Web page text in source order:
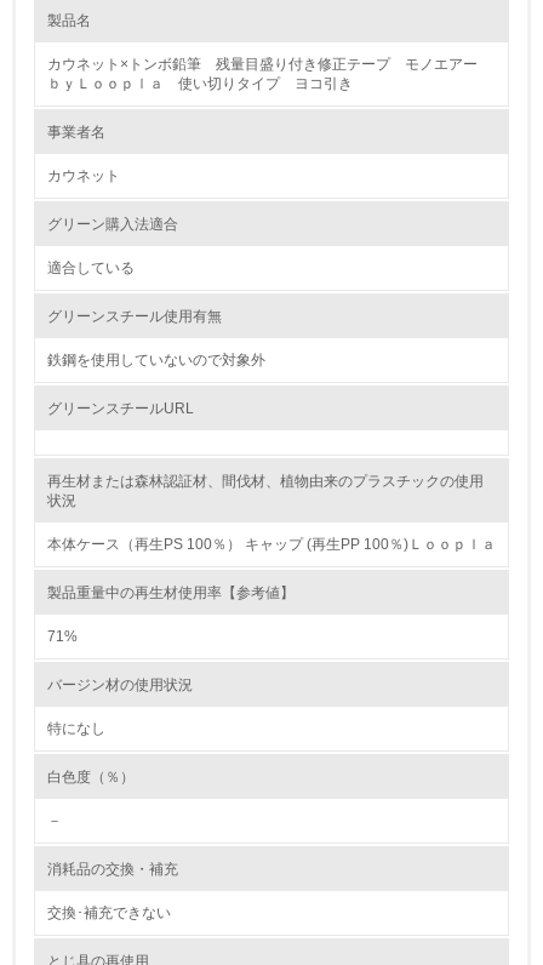
1.
環境方針を持っている
環境対応の責任体制を定めている
環境問題に関する従業員教育を行っている
自社に関係する主要な環境法規制を把握し、順守している
レベル2
かしている
従業員が環境方針に基づいて自分の業務の中で行うべき環
→ 導入している規格名 ISO 14001
第三者認証を取得している
製品名
カウネット×トンボ鉛筆 残量目盛り付き修正テープ モノエアー
ｂｙＬｏｏｐｌａ 使い切りタイプ ヨコ引き
事業者名
カウネット
グリーン購入法適合
適合している
グリーンスチール使用有無
鉄鋼を使用していないので対象外
グリーンスチールURL
再生材または森林認証材、間伐材、植物由来のプラスチックの使用
状況
本体ケース（再生PS 100％） キャップ (再生PP 100％)Ｌｏｏｐｌａ
製品重量中の再生材使用率【参考値】
71%
バージン材の使用状況
特になし
白色度（％）
－
消耗品の交換・補充
交換･補充できない
とじ具の再使用